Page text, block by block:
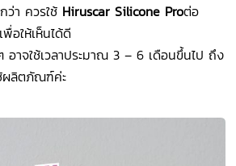
ว่า ควรใช้ Hiruscar Silicone Proต่อ
อให้เห็นได้ดี
อาจใช้เวลาประมาณ 3 – 6 เดือนขึ้นไป ถึง
ผลิตภัณฑ์ค่ะ